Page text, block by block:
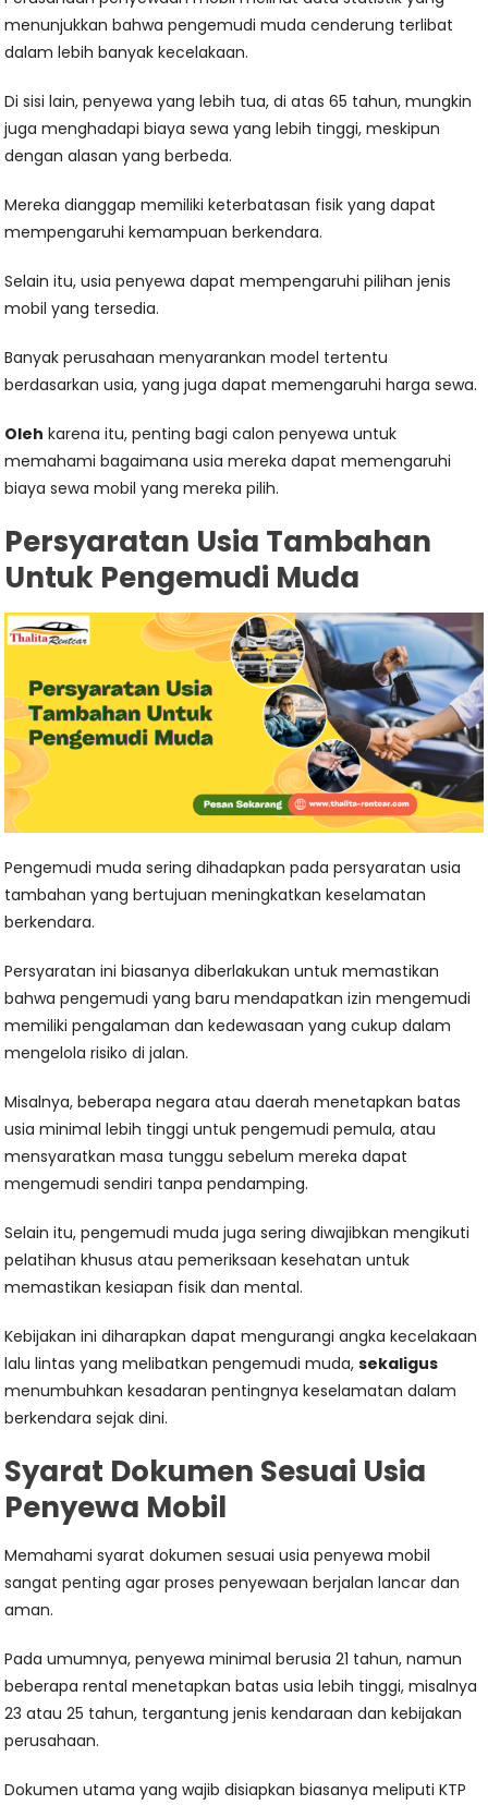
menunjukkan bahwa pengemudi muda cenderung terlibat
dalam lebih banyak kecelakaan.
Di sisi lain, penyewa yang lebih tua, di atas 65 tahun, mungkin
juga menghadapi biaya sewa yang lebih tinggi, meskipun
dengan alasan yang berbeda.
Mereka dianggap memiliki keterbatasan fisik yang dapat
mempengaruhi kemampuan berkendara.
Selain itu, usia penyewa dapat mempengaruhi pilihan jenis
mobil yang tersedia.
Banyak perusahaan menyarankan model tertentu
berdasarkan usia, yang juga dapat memengaruhi harga sewa.
Oleh karena itu, penting bagi calon penyewa untuk
memahami bagaimana usia mereka dapat memengaruhi
biaya sewa mobil yang mereka pilih.
Persyaratan Usia Tambahan
Untuk Pengemudi Muda
Pengemudi muda sering dihadapkan pada persyaratan usia
tambahan yang bertujuan meningkatkan keselamatan
berkendara.
Persyaratan ini biasanya diberlakukan untuk memastikan
bahwa pengemudi yang baru mendapatkan izin mengemudi
memiliki pengalaman dan kedewasaan yang cukup dalam
mengelola risiko di jalan.
Misalnya, beberapa negara atau daerah menetapkan batas
usia minimal lebih tinggi untuk pengemudi pemula, atau
mensyaratkan masa tunggu sebelum mereka dapat
mengemudi sendiri tanpa pendamping.
Selain itu, pengemudi muda juga sering diwajibkan mengikuti
pelatihan khusus atau pemeriksaan kesehatan untuk
memastikan kesiapan fisik dan mental.
Kebijakan ini diharapkan dapat mengurangi angka kecelakaan
lalu lintas yang melibatkan pengemudi muda,sekaligus
menumbuhkan kesadaran pentingnya keselamatan dalam
berkendara sejak dini.
Syarat Dokumen Sesuai Usia
Penyewa Mobil
Memahami syarat dokumen sesuai usia penyewa mobil
sangat penting agar proses penyewaan berjalan lancar dan
aman.
Pada umumnya, penyewa minimal berusia 21 tahun, namun
beberapa rental menetapkan batas usia lebih tinggi, misalnya
23 atau 25 tahun, tergantung jenis kendaraan dan kebijakan
perusahaan.
Dokumen utama yang wajib disiapkan biasanya meliputi KTP